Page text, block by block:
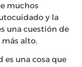
muchos
y la
una cuestión de
alto.
es una cosa que